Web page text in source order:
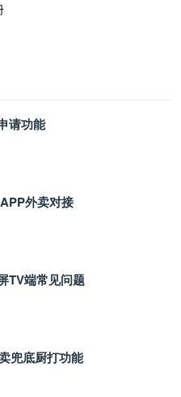
请功能
外卖对接
TV端常见问题
兜底厨打功能